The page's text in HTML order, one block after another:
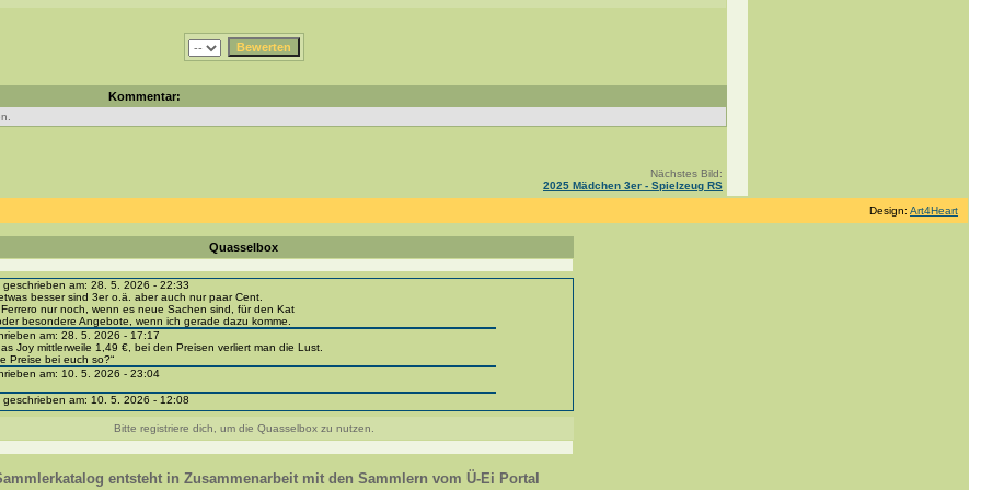
Kommentar:
Nächstes Bild:
2025 Mädchen 3er - Spielzeug RS
Design: Art4Heart
Quasselbox
geschrieben am: 28. 5. 2026 - 22:33
besser sind 3er o.ä. aber auch nur paar Cent.
nur noch, wenn es neue Sachen sind, für den Kat
besondere Angebote, wenn ich gerade dazu komme.
am: 28. 5. 2026 - 17:17
Joy mittlerweile 1,49 €, bei den Preisen verliert man die Lust.
Preise bei euch so?“
am: 10. 5. 2026 - 23:04
geschrieben am: 10. 5. 2026 - 12:08
portal-sammlerkatalog.de/categories.php?cat_id=1043
- BPZ obere Reihe
zur Strafe die nächsten 3 Monate keine Ü-Eier bekommen ;))
310, 318 und 326 habe ich keine BPZ
leider weggeworfen *grrrr* ;)
Bitte registriere dich, um die Quasselbox zu nutzen.
entsteht in Zusammenarbeit mit den Sammlern vom Ü-Ei Portal